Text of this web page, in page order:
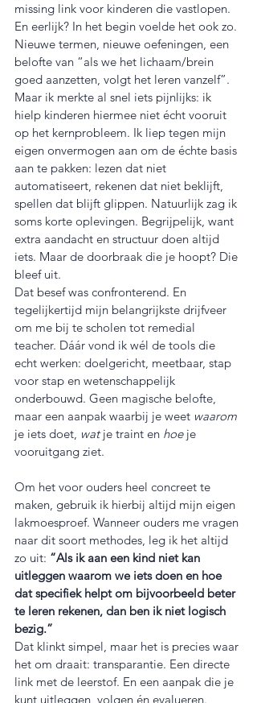
missing link voor kinderen die vastlopen.
En eerlijk? In het begin voelde het ook zo.
Nieuwe termen, nieuwe oefeningen, een
belofte van “als we het lichaam/brein
goed aanzetten, volgt het leren vanzelf”.
Maar ik merkte al snel iets pijnlijks: ik
hielp kinderen hiermee niet écht vooruit
op het kernprobleem. Ik liep tegen mijn
eigen onvermogen aan om de échte basis
aan te pakken: lezen dat niet
automatiseert, rekenen dat niet beklijft,
spellen dat blijft glippen. Natuurlijk zag ik
soms korte oplevingen. Begrijpelijk, want
extra aandacht en structuur doen altijd
iets. Maar de doorbraak die je hoopt? Die
bleef uit.
Dat besef was confronterend. En
tegelijkertijd mijn belangrijkste drijfveer
om me bij te scholen tot remedial
teacher. Dáár vond ik wél de tools die
echt werken: doelgericht, meetbaar, stap
voor stap en wetenschappelijk
onderbouwd. Geen magische belofte,
maar een aanpak waarbij je weet waarom
je iets doet, wat je traint en hoe je
vooruitgang ziet.
Om het voor ouders heel concreet te
maken, gebruik ik hierbij altijd mijn eigen
lakmoesproef. Wanneer ouders me vragen
naar dit soort methodes, leg ik het altijd
zo uit: “Als ik aan een kind niet kan
uitleggen waarom we iets doen en hoe
dat specifiek helpt om bijvoorbeeld beter
te leren rekenen, dan ben ik niet logisch
bezig.”
Dat klinkt simpel, maar het is precies waar
het om draait: transparantie. Een directe
link met de leerstof. En een aanpak die je
kunt uitleggen, volgen én evalueren.